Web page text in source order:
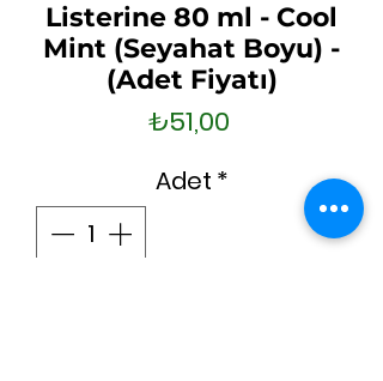
Listerine 80 ml - Cool
Mint (Seyahat Boyu) -
(Adet Fiyatı)
₺51,00Fiyat
Adet *